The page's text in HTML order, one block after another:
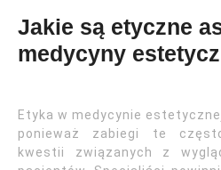
Jakie są etyczne
medycyny
Etyka w medycynie
ponieważ zabiegi te
kwestii związanych z